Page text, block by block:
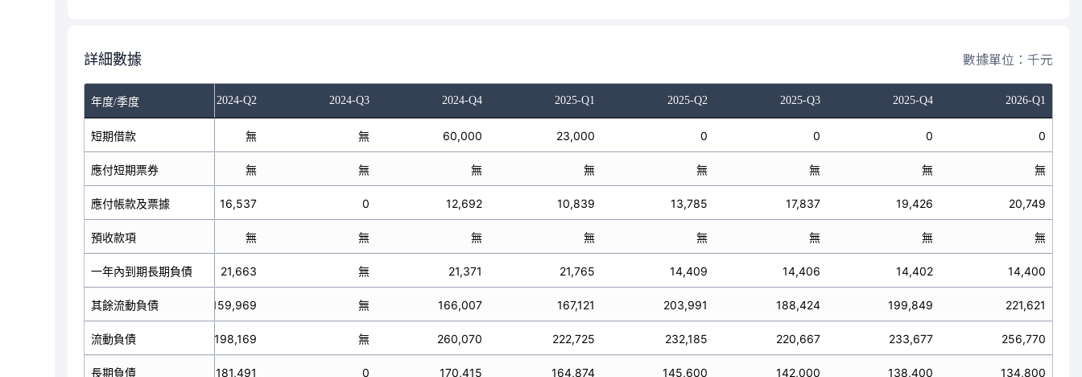
詳細數據 數據單位：千元
年度/季度
2023-Q4 2024-Q2 2024-Q3 2024-Q4 2025-Q1 2025-Q2 2025-Q3 2025-Q4 2026-Q1
短期借款
應付短期票券
應付帳款及票據
預收款項
一年內到期長期負債
其餘流動負債
流動負債
長期負債
無 無 無 60,000 23,000 0 0 0 0
無 無 無 無 無 無 無 無 無
0 16,537 0 12,692 10,839 13,785 17,837 19,426 20,749
無 無 無 無 無 無 無 無 無
無 21,663 無 21,371 21,765 14,409 14,406 14,402 14,400
無 159,969 無 166,007 167,121 203,991 188,424 199,849 221,621
無 198,169 無 260,070 222,725 232,185 220,667 233,677 256,770
181,491 0 170,415 164,874 145,600 142,000 138,400 134,800